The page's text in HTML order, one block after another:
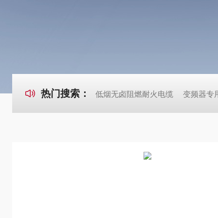
热门搜索： 低烟无卤阻燃耐火电缆 变频器专